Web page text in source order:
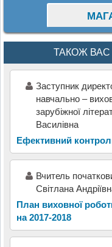
ТАКОЖ ВАС
Заступник
навчально –
зарубіжної
Василівна
Ефективний
Вчитель
Світлана
План виховної
на 2017-2018